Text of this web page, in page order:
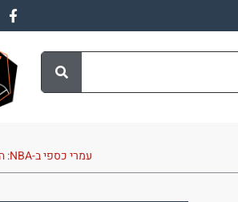
עמרי כספי ב-NBA: הצלחה או לא?